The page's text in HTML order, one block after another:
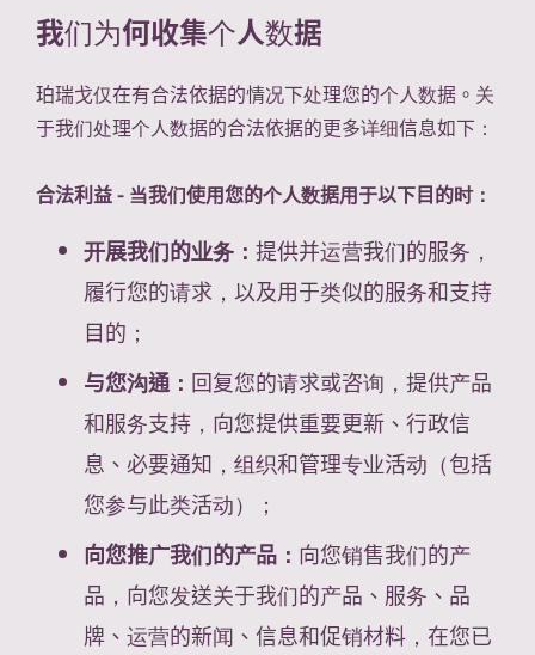
我们为何收集个人数据
珀瑞戈仅在有合法依据的情况下处理您的个人数据。关
于我们处理个人数据的合法依据的更多详细信息如下：
合法利益 - 当我们使用您的个人数据用于以下目的时：
开展我们的业务： 提供并运营我们的服务，
履行您的请求，以及用于类似的服务和支持
目的；
与您沟通： 回复您的请求或咨询，提供产品
和服务支持，向您提供重要更新、行政信
息、必要通知，组织和管理专业活动（包括
您参与此类活动）；
向您推广我们的产品： 向您销售我们的产
品，向您发送关于我们的产品、服务、品
牌、运营的新闻、信息和促销材料，在您已